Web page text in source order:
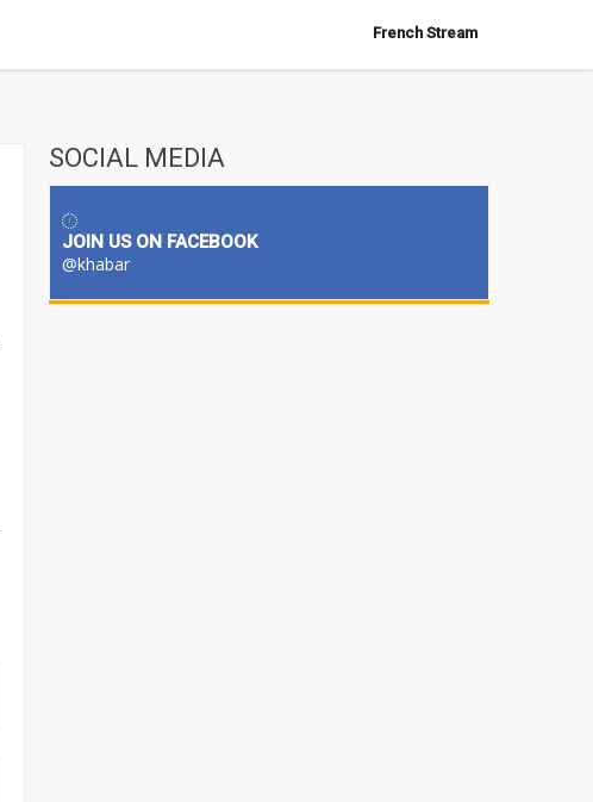
French Stream
SOCIAL MEDIA
JOIN US ON FACEBOOK
@khabar